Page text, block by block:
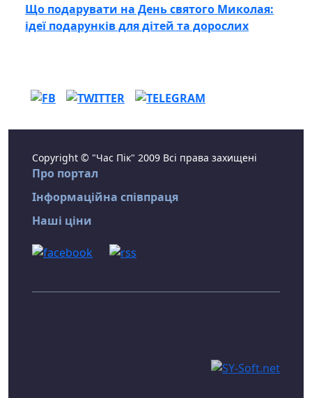
Що подарувати на День святого Миколая:
ідеї подарунків для дітей та дорослих
Copyright © "Час Пік" 2009 Всі права захищені
Про портал
Інформаційна співпраця
Наші ціни